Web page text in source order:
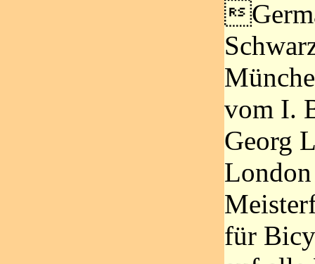
vom I.
Georg
für